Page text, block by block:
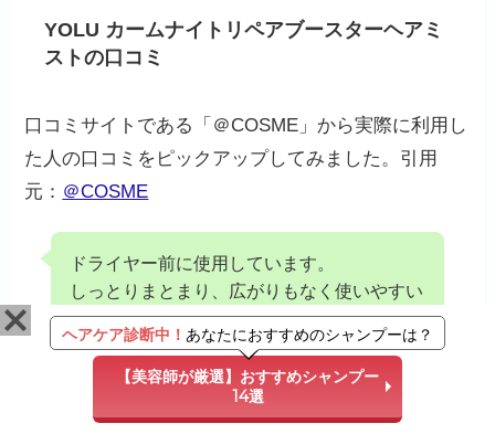
YOLU カームナイトリペアブースターヘアミ
ストの口コミ
口コミサイトである「＠COSME」から実際に利用し
た人の口コミをピックアップしてみました。引用
元： ＠COSME
ドライヤー前に使用しています。
しっとりまとまり、広がりもなく使いやすい
です。
翌朝もしっとりまとまりがあるので、使い切
りたいと思います。
ヘアケア診断中！ あなたにおすすめのシャンプーは？
【美容師が厳選】おすすめシャンプー
14選